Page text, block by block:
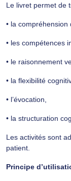
Le livret permet de
• la compréhension
• les compétences
• le raisonnement
• la flexibilité
• l’évocation,
• la structuration
Les activités sont
patient.
Principe